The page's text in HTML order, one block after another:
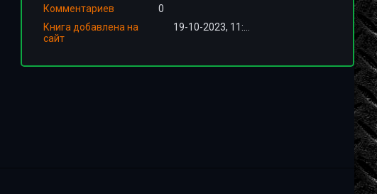
Комментариев
0
Книга добавлена на
сайт